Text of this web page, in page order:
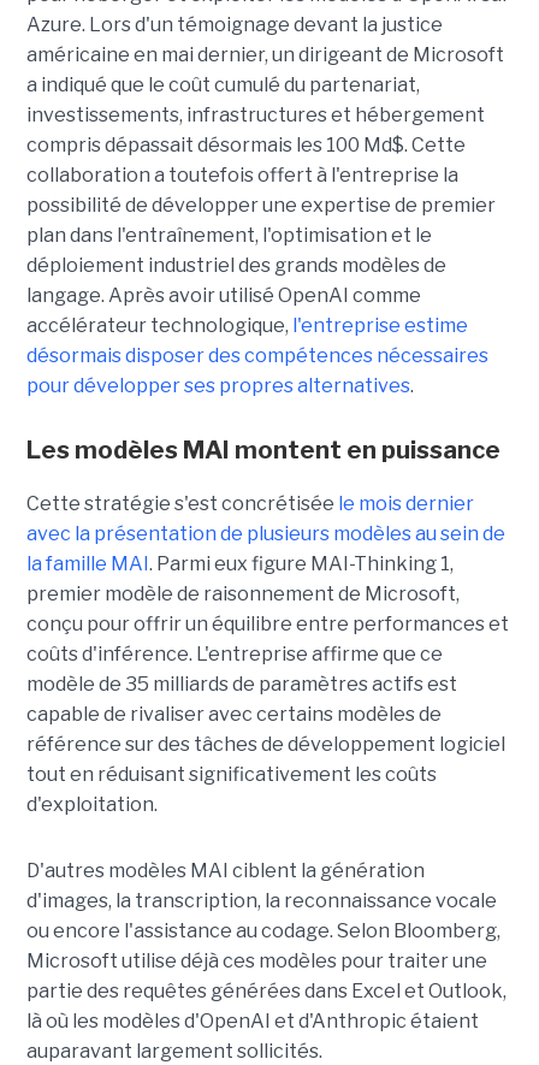
Azure. Lors d'un témoignage devant la justice
américaine en mai dernier, un dirigeant de Microsoft
a indiqué que le coût cumulé du partenariat,
investissements, infrastructures et hébergement
compris dépassait désormais les 100 Md$. Cette
collaboration a toutefois offert à l'entreprise la
possibilité de développer une expertise de premier
plan dans l'entraînement, l'optimisation et le
déploiement industriel des grands modèles de
langage. Après avoir utilisé OpenAI comme
accélérateur technologique, l'entreprise estime
désormais disposer des compétences nécessaires
pour développer ses propres alternatives.
Les modèles MAI montent en puissance
Cette stratégie s'est concrétisée le mois dernier
avec la présentation de plusieurs modèles au sein de
la famille MAI . Parmi eux figure MAI-Thinking 1,
premier modèle de raisonnement de Microsoft,
conçu pour offrir un équilibre entre performances et
coûts d'inférence. L'entreprise affirme que ce
modèle de 35 milliards de paramètres actifs est
capable de rivaliser avec certains modèles de
référence sur des tâches de développement logiciel
tout en réduisant significativement les coûts
d'exploitation.
D'autres modèles MAI ciblent la génération
d'images, la transcription, la reconnaissance vocale
ou encore l'assistance au codage. Selon Bloomberg,
Microsoft utilise déjà ces modèles pour traiter une
partie des requêtes générées dans Excel et Outlook,
là où les modèles d'OpenAI et d'Anthropic étaient
auparavant largement sollicités.